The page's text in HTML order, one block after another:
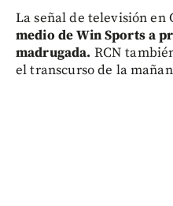
La señal de televisión en
medio de Win Sports a
madrugada. RCN
el transcurso de la